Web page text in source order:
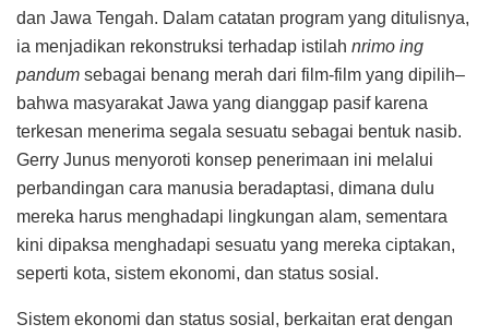
dan Jawa Tengah. Dalam catatan program yang ditulisnya,
ia menjadikan rekonstruksi terhadap istilah nrimo ing
pandum sebagai benang merah dari film-film yang dipilih–
bahwa masyarakat Jawa yang dianggap pasif karena
terkesan menerima segala sesuatu sebagai bentuk nasib.
Gerry Junus menyoroti konsep penerimaan ini melalui
perbandingan cara manusia beradaptasi, dimana dulu
mereka harus menghadapi lingkungan alam, sementara
kini dipaksa menghadapi sesuatu yang mereka ciptakan,
seperti kota, sistem ekonomi, dan status sosial.
Sistem ekonomi dan status sosial, berkaitan erat dengan